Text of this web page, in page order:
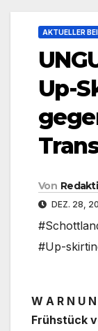
AKTUELLER
Up-
Von
DEZ. 28,
#Up-
W A R N U
Frühstück